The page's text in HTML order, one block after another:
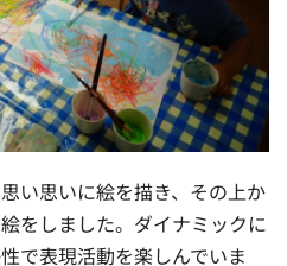
い思いに絵を描き、その上か
をしました。ダイナミックに
で表現活動を楽しんでいま